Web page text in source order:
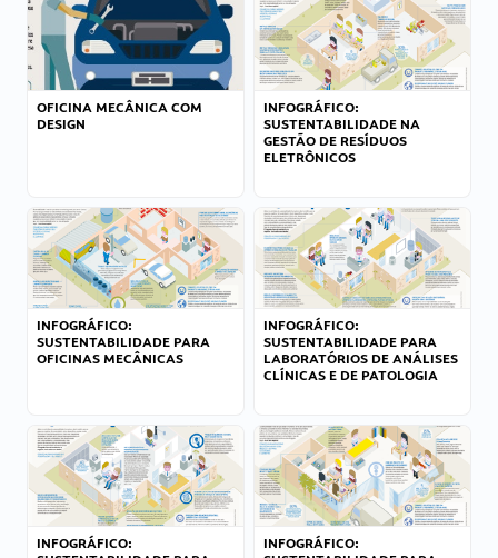
OFICINA MECÂNICA COM
DESIGN
INFOGRÁFICO:
SUSTENTABILIDADE NA
GESTÃO DE RESÍDUOS
ELETRÔNICOS
INFOGRÁFICO:
SUSTENTABILIDADE PARA
OFICINAS MECÂNICAS
INFOGRÁFICO:
SUSTENTABILIDADE PARA
LABORATÓRIOS DE ANÁLISES
CLÍNICAS E DE PATOLOGIA
INFOGRÁFICO:
INFOGRÁFICO: